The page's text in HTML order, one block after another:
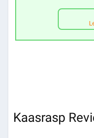
Kaasrasp